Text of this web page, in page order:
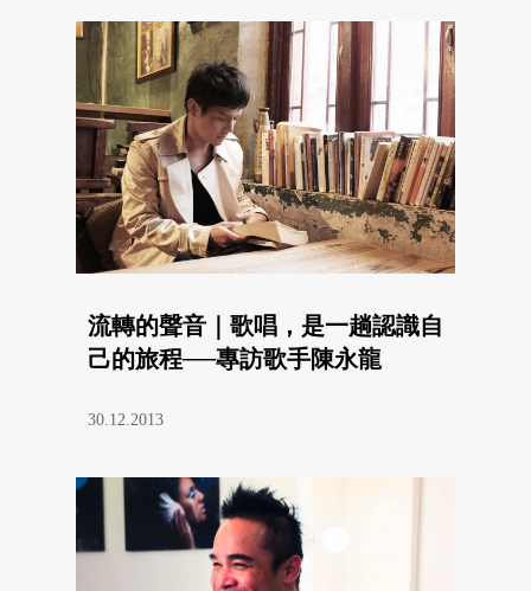
流轉的聲音｜歌唱，是一趟認識自
己的旅程──專訪歌手陳永龍
30.12.2013